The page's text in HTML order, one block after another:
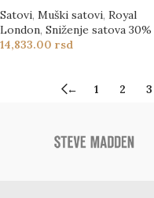
Satovi, Muški satovi, Royal
London, Sniženje satova 30%
14,833.00 rsd
← 1 2 3